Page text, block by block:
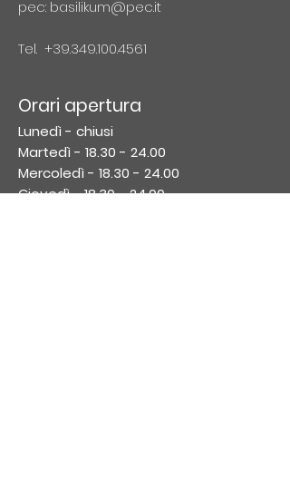
pec: basilikum@pec.it
Tel. +39.349.100.4561
Orari apertura
Lunedì - chiusi
Martedì - 18.30 - 24.00
Mercoledì - 18.30 - 24.00
Giovedì -18.30 - 24.00